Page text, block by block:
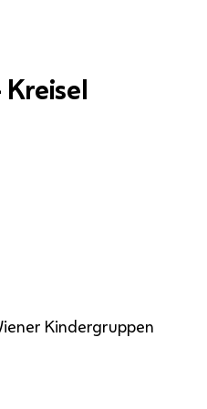
Kreisel
Kindergruppen